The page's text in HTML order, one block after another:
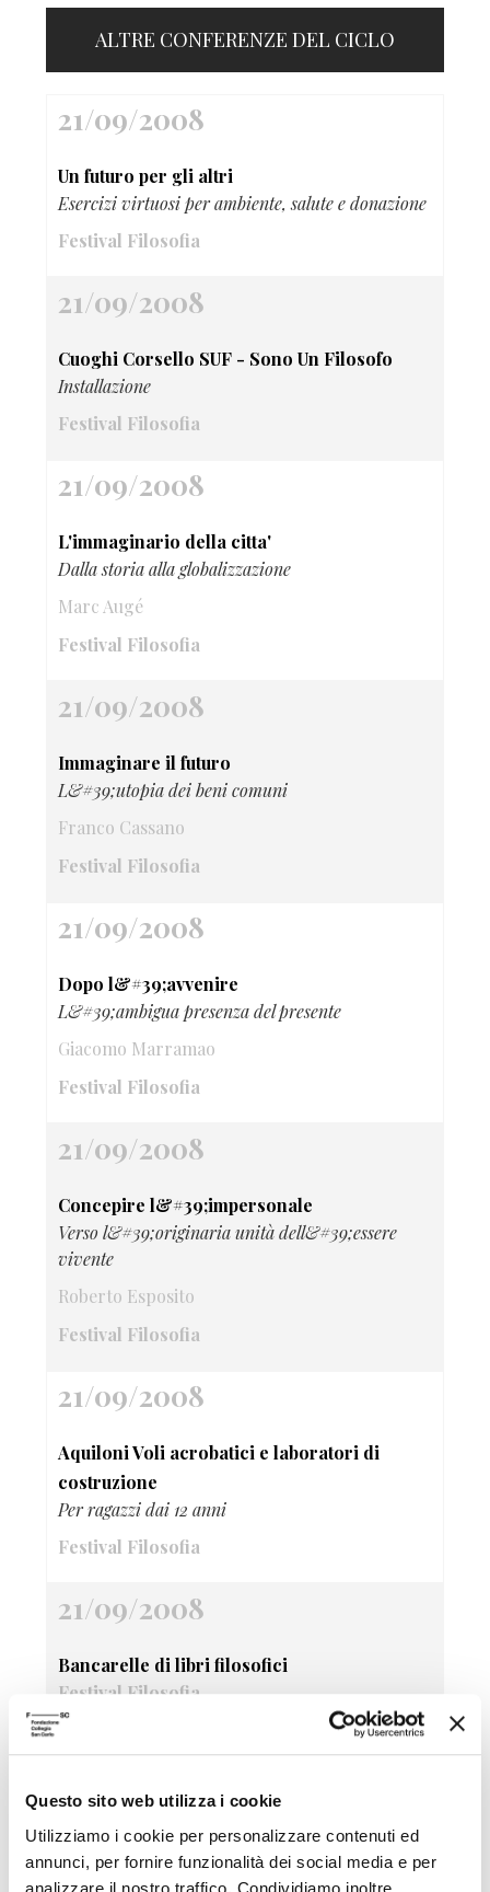
Questo sito web utilizza i cookie
Utilizziamo i cookie per personalizzare contenuti ed
annunci, per fornire funzionalità dei social media e per
analizzare il nostro traffico. Condividiamo inoltre
ALTRE CONFERENZE DEL CICLO
21/09/2008
Un futuro per gli altri
Esercizi virtuosi per ambiente, salute e donazione
Festival Filosofia
21/09/2008
Cuoghi Corsello SUF - Sono Un Filosofo
Installazione
Festival Filosofia
21/09/2008
L'immaginario della citta'
Dalla storia alla globalizzazione
Marc Augé
Festival Filosofia
21/09/2008
Immaginare il futuro
L&#39;utopia dei beni comuni
Franco Cassano
Festival Filosofia
21/09/2008
Dopo l&#39;avvenire
L&#39;ambigua presenza del presente
Giacomo Marramao
Festival Filosofia
21/09/2008
Concepire l&#39;impersonale
Verso l&#39;originaria unità dell&#39;essere
vivente
Roberto Esposito
Festival Filosofia
21/09/2008
Aquiloni Voli acrobatici e laboratori di
costruzione
Per ragazzi dai 12 anni
Festival Filosofia
21/09/2008
Bancarelle di libri filosofici
Festival Filosofia
21/09/2008
La danza delle farfalle
Laboratorio scientifico per bambini da 3 a 5 anni
Festival Filosofia